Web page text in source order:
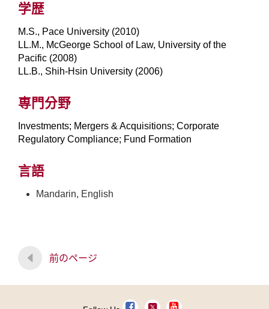
学歴
M.S., Pace University (2010)
LL.M., McGeorge School of Law, University of the
Pacific (2008)
LL.B., Shih-Hsin University (2006)
専門分野
Investments; Mergers & Acquisitions; Corporate
Regulatory Compliance; Fund Formation
言語
Mandarin, English
前のページ